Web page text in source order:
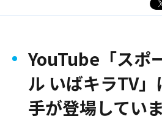
YouTube「スポ
ル いばキラTV
手が登場してい